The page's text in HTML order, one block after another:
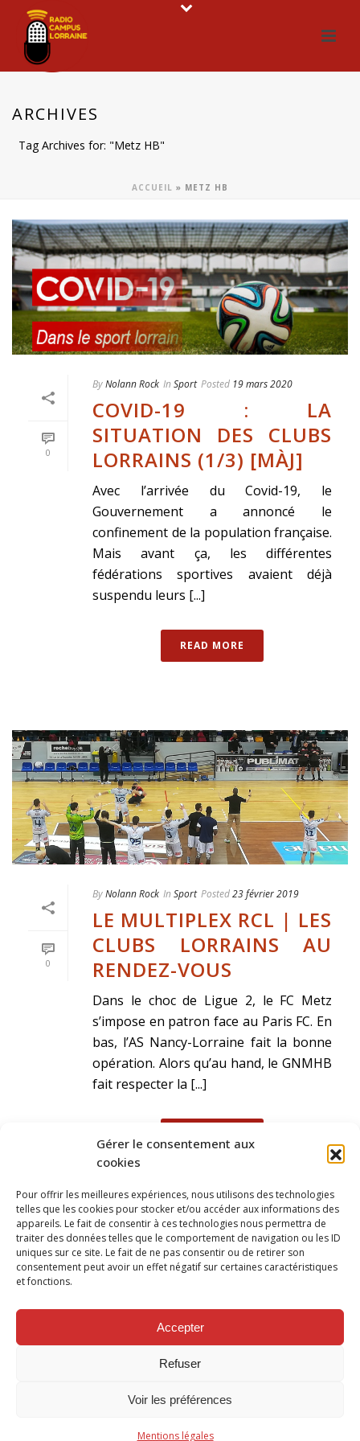
Gérer le consentement aux
cookies
Pour offrir les meilleures expériences, nous utilisons des technologies
telles que les cookies pour stocker et/ou accéder aux informations des
appareils. Le fait de consentir à ces technologies nous permettra de
traiter des données telles que le comportement de navigation ou les ID
uniques sur ce site. Le fait de ne pas consentir ou de retirer son
consentement peut avoir un effet négatif sur certaines caractéristiques
et fonctions.
Accepter
Refuser
Voir les préférences
Mentions légales
ARCHIVES
Tag Archives for: "Metz HB"
ACCUEIL » METZ HB
0
ByNolann Rock In Sport Posted 19 mars 2020
COVID-19 : LA
SITUATION DES CLUBS
LORRAINS (1/3) [MÀJ]
Avec l’arrivée du Covid-19, le
Gouvernement a annoncé le
confinement de la population française.
Mais avant ça, les différentes
fédérations sportives avaient déjà
suspendu leurs [...]
READ MORE
0
ByNolann Rock In Sport Posted23 février 2019
LE MULTIPLEX RCL | LES
CLUBS LORRAINS AU
RENDEZ-VOUS
Dans le choc de Ligue 2, le FC Metz
s’impose en patron face au Paris FC. En
bas, l’AS Nancy-Lorraine fait la bonne
opération. Alors qu’au hand, le GNMHB
fait respecter la [...]